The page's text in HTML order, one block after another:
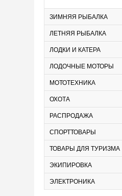
ЗИМНЯЯ РЫБАЛКА
ЛЕТНЯЯ РЫБАЛКА
ЛОДКИ И КАТЕРА
ЛОДОЧНЫЕ МОТОРЫ
МОТОТЕХНИКА
ОХОТА
РАСПРОДАЖА
СПОРТТОВАРЫ
ТОВАРЫ ДЛЯ ТУРИЗМА
ЭКИПИРОВКА
ЭЛЕКТРОНИКА